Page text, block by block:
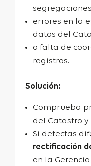
errores en la
datos del
o falta de
registros.
Solución:
Comprueba
del Catastro y
Si detectas
rectificación
en la